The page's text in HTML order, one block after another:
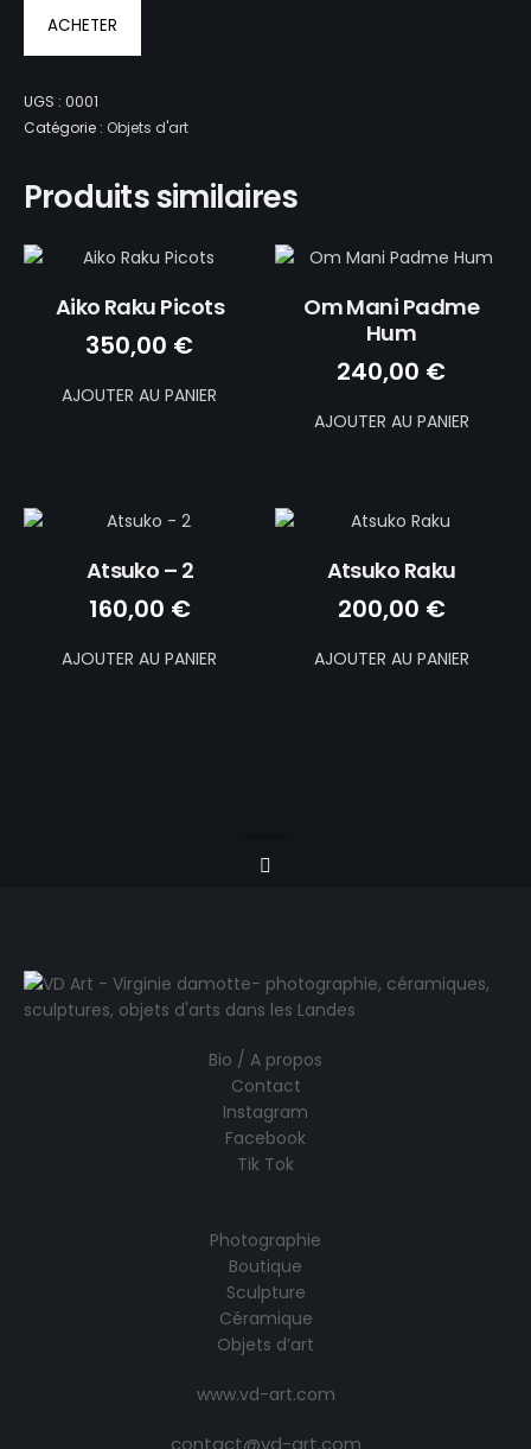
ACHETER
UGS : 0001
Catégorie : Objets d'art
Produits similaires
Aiko Raku Picots
350,00 €
AJOUTER AU PANIER
Om Mani Padme
Hum
240,00 €
AJOUTER AU PANIER
Atsuko – 2
160,00 €
AJOUTER AU PANIER
Atsuko Raku
200,00 €
AJOUTER AU PANIER
Bio / A propos
Contact
Instagram
Facebook
Tik Tok
Photographie
Boutique
Sculpture
Céramique
Objets d’art
www.vd-art.com
contact@vd-art.com